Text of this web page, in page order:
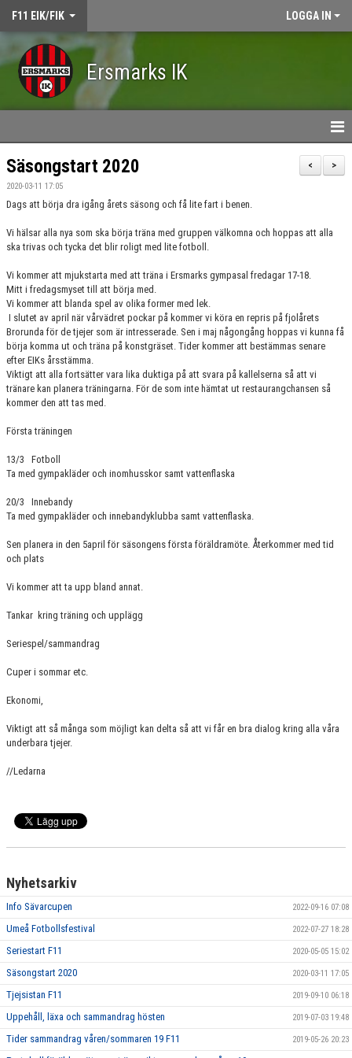
F11 EIK/FIK LOGGA IN
Ersmarks IK
HEM
NYHETER
DOKUMENT
KALENDER
TRUPPEN
VÅRA SPONSORER
>
<
Säsongstart 2020
2020-03-11 17:05
Dags att börja dra igång årets säsong och få lite fart i benen.
Vi hälsar alla nya som ska börja träna med gruppen välkomna och hoppas att alla
ska trivas och tycka det blir roligt med lite fotboll.
Vi kommer att mjukstarta med att träna i Ersmarks gympasal fredagar 17-18.
Mitt i fredagsmyset till att börja med.
Vi kommer att blanda spel av olika former med lek.
I slutet av april när vårvädret pockar på kommer vi köra en repris på fjolårets
Brorunda för de tjejer som är intresserade. Sen i maj någongång hoppas vi kunna få
börja komma ut och träna på konstgräset. Tider kommer att bestämmas senare
efter EIKs årsstämma.
Viktigt att alla fortsätter vara lika duktiga på att svara på kallelserna så att vi
tränare kan planera träningarna. För de som inte hämtat ut restaurangchansen så
kommer den att tas med.
Första träningen
13/3 Fotboll
Ta med gympakläder och inomhusskor samt vattenflaska
20/3 Innebandy
Ta med gympakläder och innebandyklubba samt vattenflaska.
Sen planera in den 5april för säsongens första föräldramöte. Återkommer med tid
och plats
Vi kommer att ta upp bland annat.
Tankar kring träning och upplägg
Seriespel/sammandrag
Cuper i sommar etc.
Ekonomi,
Viktigt att så många som möjligt kan delta så att vi får en bra dialog kring alla våra
underbara tjejer.
//Ledarna
Nyhetsarkiv
Info Sävarcupen 2022-09-16 07:08
Umeå Fotbollsfestival 2022-07-27 18:28
Seriestart F11 2020-05-05 15:02
Säsongstart 2020 2020-03-11 17:05
Tjejsistan F11 2019-09-10 06:18
Uppehåll, läxa och sammandrag hösten 2019-07-03 19:48
Tider sammandrag våren/sommaren 19 F11 2019-05-26 20:23